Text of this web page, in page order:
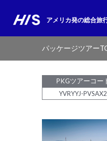
アメリカ発の総合旅
パッケージツアー
PKGツアーコー
YVRYYJ-PVSAX2